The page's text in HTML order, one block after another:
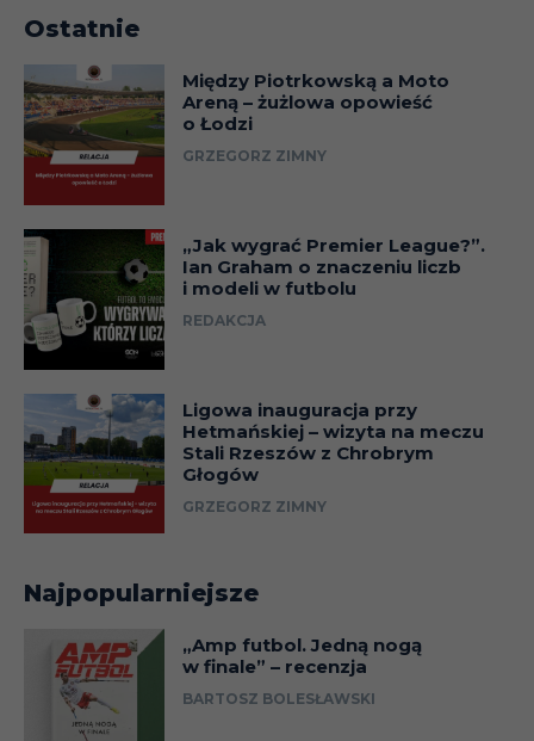
Ostatnie
Między Piotrkowską a Moto
Areną – żużlowa opowieść
o Łodzi
GRZEGORZ ZIMNY
„Jak wygrać Premier League?”.
Ian Graham o znaczeniu liczb
i modeli w futbolu
REDAKCJA
Ligowa inauguracja przy
Hetmańskiej – wizyta na meczu
Stali Rzeszów z Chrobrym
Głogów
GRZEGORZ ZIMNY
Najpopularniejsze
„Amp futbol. Jedną nogą
w finale” – recenzja
BARTOSZ BOLESŁAWSKI